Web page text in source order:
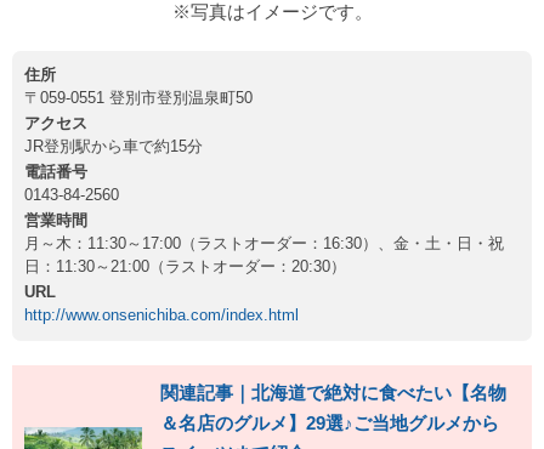
※写真はイメージです。
住所
〒059-0551 登別市登別温泉町50
アクセス
JR登別駅から車で約15分
電話番号
0143-84-2560
営業時間
月～木：11:30～17:00（ラストオーダー：16:30）、金・土・日・祝
日：11:30～21:00（ラストオーダー：20:30）
URL
http://www.onsenichiba.com/index.html
関連記事｜北海道で絶対に食べたい【名物
＆名店のグルメ】29選♪ご当地グルメから